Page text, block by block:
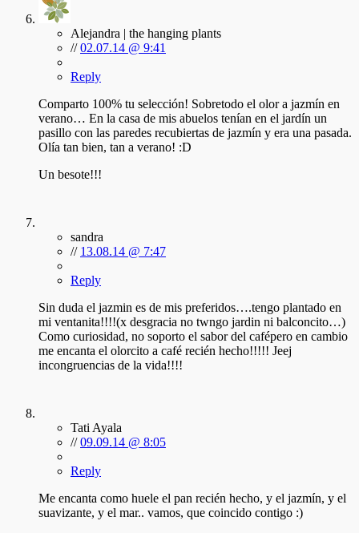
Alejandra | the hanging plants
//02.07.14 @ 9:41
Reply
Comparto 100% tu selección! Sobretodo el olor a jazmín en
verano… En la casa de mis abuelos tenían en el jardín un
pasillo con las paredes recubiertas de jazmín y era una pasada.
Olía tan bien, tan a verano! :D
Un besote!!!
sandra
// 13.08.14 @ 7:47
Reply
Sin duda el jazmin es de mis preferidos….tengo plantado en
mi ventanita!!!!(x desgracia no twngo jardin ni balconcito…)
Como curiosidad, no soporto el sabor del cafépero en cambio
me encanta el olorcito a café recién hecho!!!!! Jeej
incongruencias de la vida!!!!
Tati Ayala
//09.09.14 @ 8:05
Reply
Me encanta como huele el pan recién hecho, y el jazmín, y el
suavizante, y el mar.. vamos, que coincido contigo :)